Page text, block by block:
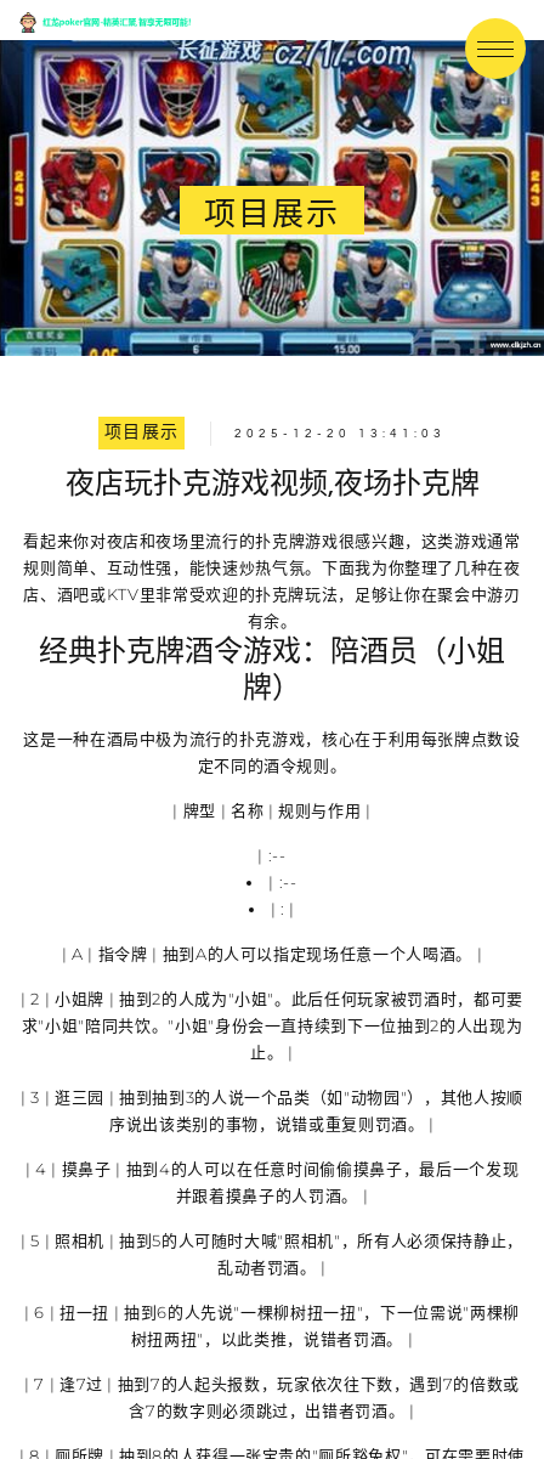
项目展示
项目展示 2025-12-20 13:41:03
夜店玩扑克游戏视频,夜场扑克牌
看起来你对夜店和夜场里流行的扑克牌游戏很感兴趣，这类游戏通常
规则简单、互动性强，能快速炒热气氛。下面我为你整理了几种在夜
店、酒吧或KTV里非常受欢迎的扑克牌玩法，足够让你在聚会中游刃
有余。
经典扑克牌酒令游戏：陪酒员（小姐
牌）
这是一种在酒局中极为流行的扑克游戏，核心在于利用每张牌点数设
定不同的酒令规则。
| 牌型 | 名称 | 规则与作用 |
| :--
| :--
| : |
| A | 指令牌 | 抽到A的人可以指定现场任意一个人喝酒。 |
| 2 |小姐牌 | 抽到2的人成为"小姐"。此后任何玩家被罚酒时，都可要
求"小姐"陪同共饮。"小姐"身份会一直持续到下一位抽到2的人出现为
止。 |
| 3 |逛三园 | 抽到抽到3的人说一个品类（如"动物园"），其他人按顺
序说出该类别的事物，说错或重复则罚酒。 |
| 4 | 摸鼻子 | 抽到4的人可以在任意时间偷偷摸鼻子，最后一个发现
并跟着摸鼻子的人罚酒。 |
| 5 | 照相机 | 抽到5的人可随时大喊"照相机"，所有人必须保持静止，
乱动者罚酒。 |
| 6 |扭一扭 | 抽到6的人先说"一棵柳树扭一扭"，下一位需说"两棵柳
树扭两扭"，以此类推，说错者罚酒。 |
| 7 | 逢7过 | 抽到7的人起头报数，玩家依次往下数，遇到7的倍数或
含7的数字则必须跳过，出错者罚酒。 |